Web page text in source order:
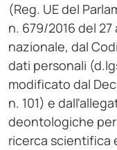
(Reg. UE del
n. 679/2016 del
nazionale, dal
dati personali
modificato dal
n. 101) e
deontologiche
ricerca scientifica